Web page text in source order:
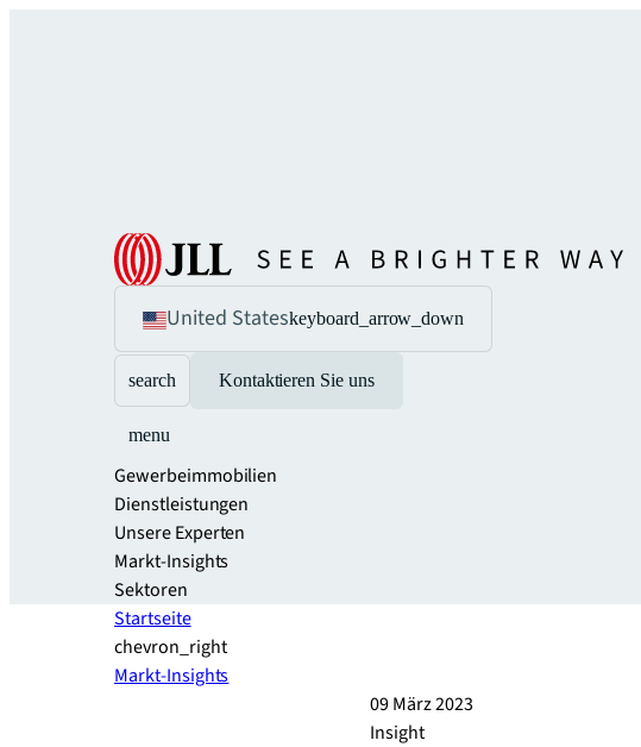
United Stateskeyboard_arrow_down
search Kontaktieren Sie uns
menu
Gewerbeimmobilien
Dienstleistungen
Unsere Experten
Markt-Insights
Sektoren​
Startseite
chevron_right
Markt-Insights
09 März 2023
Insight